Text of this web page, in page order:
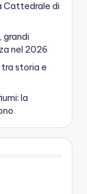
Cattedrale di
grandi
nel 2026
tra storia e
la